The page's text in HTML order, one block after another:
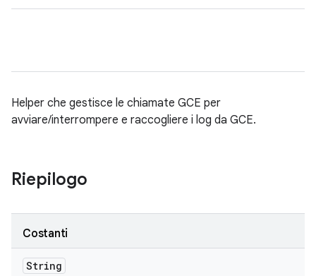
Helper che gestisce le chiamate GCE per
avviare/interrompere e raccogliere i log da GCE.
Riepilogo
Costanti
String